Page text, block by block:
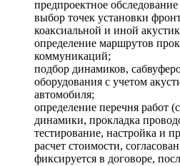
предпроектное
выбор точек установки
коаксиальной и иной
определение маршрутов
коммуникаций;
подбор динамиков,
оборудования с учетом
автомобиля;
определение перечня работ
динамики, прокладка
тестирование, настройка и
расчет стоимости,
фиксируется в договоре,